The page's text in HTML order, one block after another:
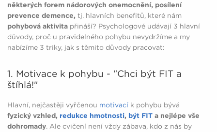
některých forem nádorových onemocnění, posílení
prevence demence, tj. hlavních benefitů, které nám
pohybová aktivita přináší? Psychologové udávají 3 hlavní
důvody, proč u pravidelného pohybu nevydržíme a my
nabízíme 3 triky, jak s těmito důvody pracovat:
1. Motivace k pohybu - "Chci být FIT a
štíhlá!"
Hlavní, nejčastěji vyřčenou motivací k pohybu bývá
fyzický vzhled, redukce hmotnosti, být FIT a nejlépe vše
dohromady. Ale cvičení není vždy zábava, kdo z nás by